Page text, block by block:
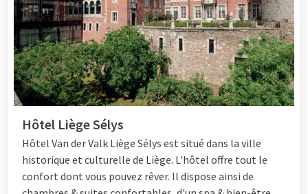
Hôtel Liège Sélys
Hôtel Van der Valk Liège Sélys est situé dans la ville
historique et culturelle de Liège. L'hôtel offre tout le
confort dont vous pouvez rêver. Il dispose ainsi de